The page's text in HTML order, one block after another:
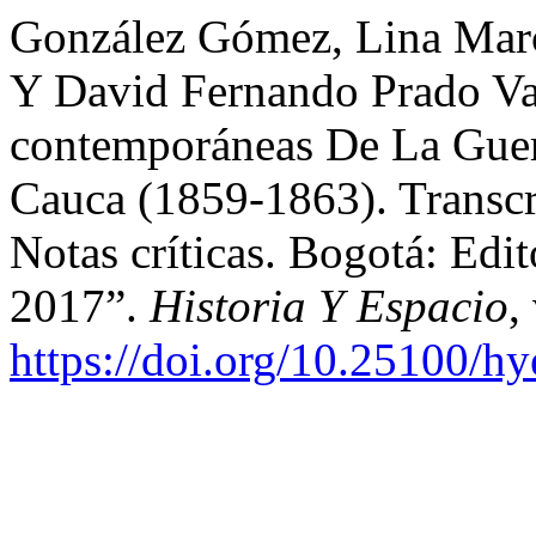
González Gómez, Lina
Y David Fernando Prado
contemporáneas De La
Cauca (1859-1863).
Notas críticas. Bogotá:
2017”. Historia Y Espacio,
https://doi.org/10.25100/